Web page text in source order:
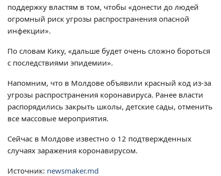
поддержку властям в том, чтобы «донести до людей
огромный риск угрозы распространения опасной
инфекции».
По словам Кику, «дальше будет очень сложно бороться
с последствиями эпидемии».
Напомним, что в Молдове объявили красный код из-за
угрозы распространения коронавируса. Ранее власти
распорядились закрыть школы, детские сады, отменить
все массовые мероприятия.
Сейчас в Молдове известно о 12 подтвержденных
случаях заражения коронавирусом.
Источник: newsmaker.md